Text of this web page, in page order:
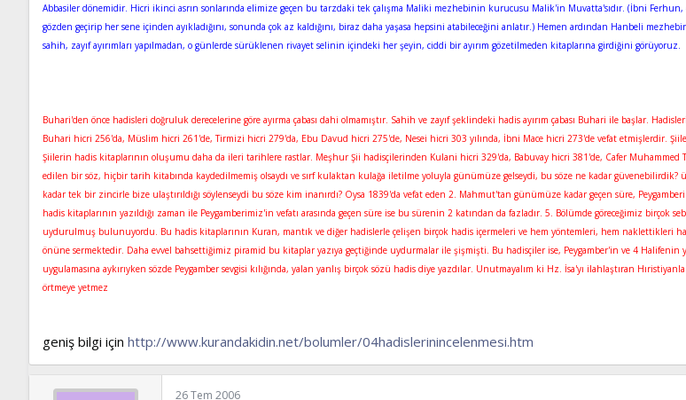
Abbasiler dönemidir. Hicri ikinci asrın sonlarında elimize geçen bu tarzdaki tek çalışma Maliki mezhebinin kurucusu Malik'in Muvatta'sıdır. (İbni
gözden geçirip her sene içinden ayıkladığını, sonunda çok az kaldığını, biraz daha yaşasa hepsini atabileceğini anlatır.) Hemen ardından Hanbeli
sahih, zayıf ayırımları yapılmadan, o günlerde sürüklenen rivayet selinin içindeki her şeyin, ciddi bir ayırım gözetilmeden kitaplarına girdiğini görüyoruz.
Buhari'den önce hadisleri doğruluk derecelerine göre ayırma çabası dahi olmamıştır. Sahih ve zayıf şeklindeki hadis ayırım çabası Buhari ile başlar.
Buhari hicri 256'da, Müslim hicri 261'de, Tirmizi hicri 279'da, Ebu Davud hicri 275'de, Nesei hicri 303 yılında, İbni Mace hicri 273'de vefat etmişlerdir.
Şiilerin hadis kitaplarının oluşumu daha da ileri tarihlere rastlar. Meşhur Şii hadisçilerinden Kulani hicri 329'da, Babuvay hicri 381'de, Cafer
edilen bir söz, hiçbir tarih kitabında kaydedilmemiş olsaydı ve sırf kulaktan kulağa iletilme yoluyla günümüze gelseydi, bu söze ne kadar
kadar tek bir zincirle bize ulaştırıldığı söylenseydi bu söze kim inanırdı? Oysa 1839'da vefat eden 2. Mahmut'tan günümüze kadar geçen süre,
hadis kitaplarının yazıldığı zaman ile Peygamberimiz'in vefatı arasında geçen süre ise bu sürenin 2 katından da fazladır. 5. Bölümde göreceğimiz birçok
uydurulmuş bulunuyordu. Bu hadis kitaplarının Kuran, mantık ve diğer hadislerle çelişen birçok hadis içermeleri ve hem yöntemleri, hem naklettikleri
önüne sermektedir. Daha evvel bahsettiğimiz piramid bu kitaplar yazıya geçtiğinde uydurmalar ile şişmişti. Bu hadisçiler ise, Peygamber'in ve 4 Halifenin
uygulamasına aykırıyken sözde Peygamber sevgisi kılığında, yalan yanlış birçok sözü hadis diye yazdılar. Unutmayalım ki Hz. İsa'yı ilahlaştıran
örtmeye yetmez
geniş bilgi için http://www.kurandakidin.net/bolumler/04hadislerinincelenmesi.htm
26 Tem 2006